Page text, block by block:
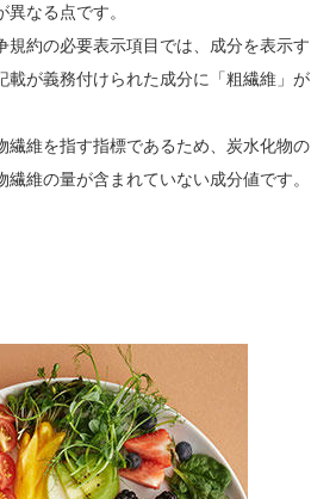
なる点です。
規約の必要表示項目では、成分を表示す
載が義務付けられた成分に「粗繊維」が
繊維を指す指標であるため、炭水化物の
繊維の量が含まれていない成分値です。